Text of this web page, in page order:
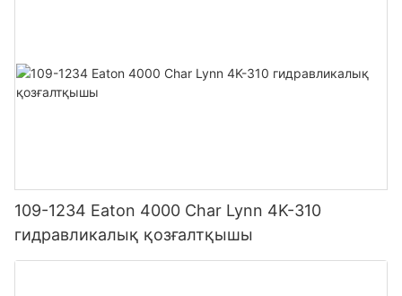
109-1234 Eaton 4000 Char Lynn 4K-310
гидравликалық қозғалтқышы